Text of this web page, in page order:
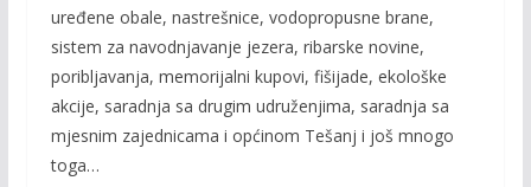
uređene obale, nastrešnice, vodopropusne brane,
sistem za navodnjavanje jezera, ribarske novine,
poribljavanja, memorijalni kupovi, fišijade, ekološke
akcije, saradnja sa drugim udruženjima, saradnja sa
mjesnim zajednicama i općinom Tešanj i još mnogo
toga…